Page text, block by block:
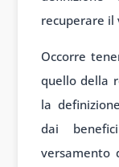
recuperare il
Occorre
quello della
la
dai
versamento